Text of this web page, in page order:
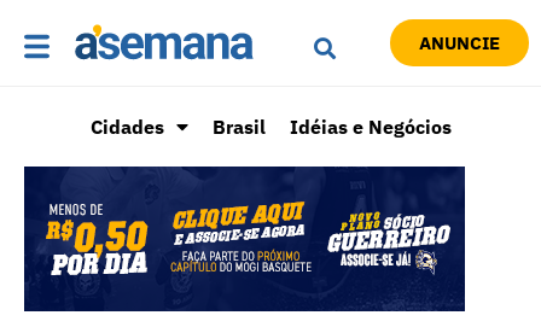
ANUNCIE
Cidades Brasil Idéias e Negócios